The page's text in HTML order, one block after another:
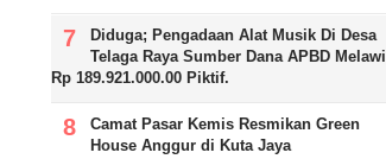
Diduga; Pengadaan Alat Musik Di Desa
Telaga Raya Sumber Dana APBD Melawi
Rp 189.921.000.00 Piktif.
Camat Pasar Kemis Resmikan Green
House Anggur di Kuta Jaya